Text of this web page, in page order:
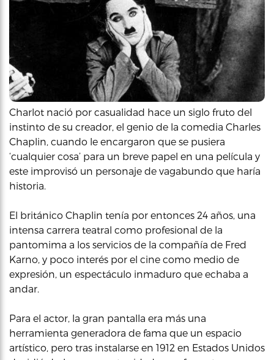
Charlot nació por casualidad hace un siglo fruto del
instinto de su creador, el genio de la comedia Charles
Chaplin, cuando le encargaron que se pusiera
‘cualquier cosa’ para un breve papel en una película y
este improvisó un personaje de vagabundo que haría
historia.
El británico Chaplin tenía por entonces 24 años, una
intensa carrera teatral como profesional de la
pantomima a los servicios de la compañía de Fred
Karno, y poco interés por el cine como medio de
expresión, un espectáculo inmaduro que echaba a
andar.
Para el actor, la gran pantalla era más una
herramienta generadora de fama que un espacio
artístico, pero tras instalarse en 1912 en Estados Unidos